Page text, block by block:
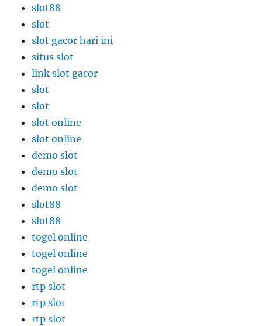
slot88
slot
slot gacor hari ini
situs slot
link slot gacor
slot
slot
slot online
slot online
demo slot
demo slot
demo slot
slot88
slot88
togel online
togel online
togel online
rtp slot
rtp slot
rtp slot